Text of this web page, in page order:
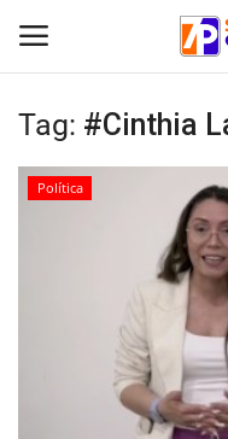
Inicio
Tag: #Cinthia
Política